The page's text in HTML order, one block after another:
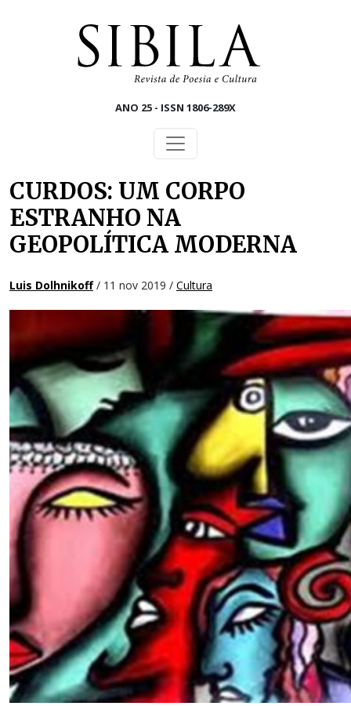
ANO 25 - ISSN 1806-289X
CURDOS: UM CORPO
ESTRANHO NA
GEOPOLÍTICA MODERNA
Luis Dolhnikoff/ 11 nov 2019 / Cultura